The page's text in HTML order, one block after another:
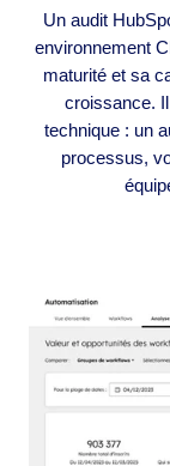
Un audit
environnement
maturité et sa
croissance. Il
technique : un
processus,